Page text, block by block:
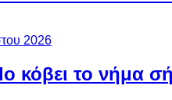
κόβει το νήμα